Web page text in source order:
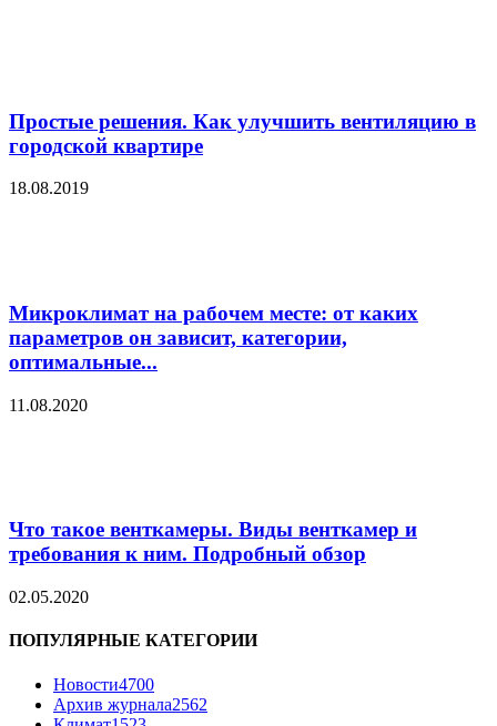
Простые решения. Как улучшить вентиляцию в
городской квартире
18.08.2019
Микроклимат на рабочем месте: от каких
параметров он зависит, категории,
оптимальные...
11.08.2020
Что такое венткамеры. Виды венткамер и
требования к ним. Подробный обзор
02.05.2020
ПОПУЛЯРНЫЕ КАТЕГОРИИ
Новости4700
Архив журнала2562